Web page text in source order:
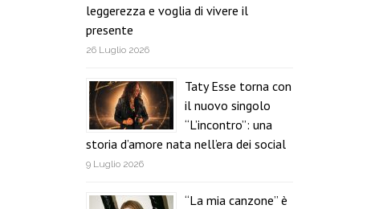
leggerezza e voglia di vivere il
presente
26 Luglio 2026
Taty Esse torna con
il nuovo singolo
“L’incontro”: una
storia d’amore nata nell’era dei social
9 Luglio 2026
“La mia canzone” è